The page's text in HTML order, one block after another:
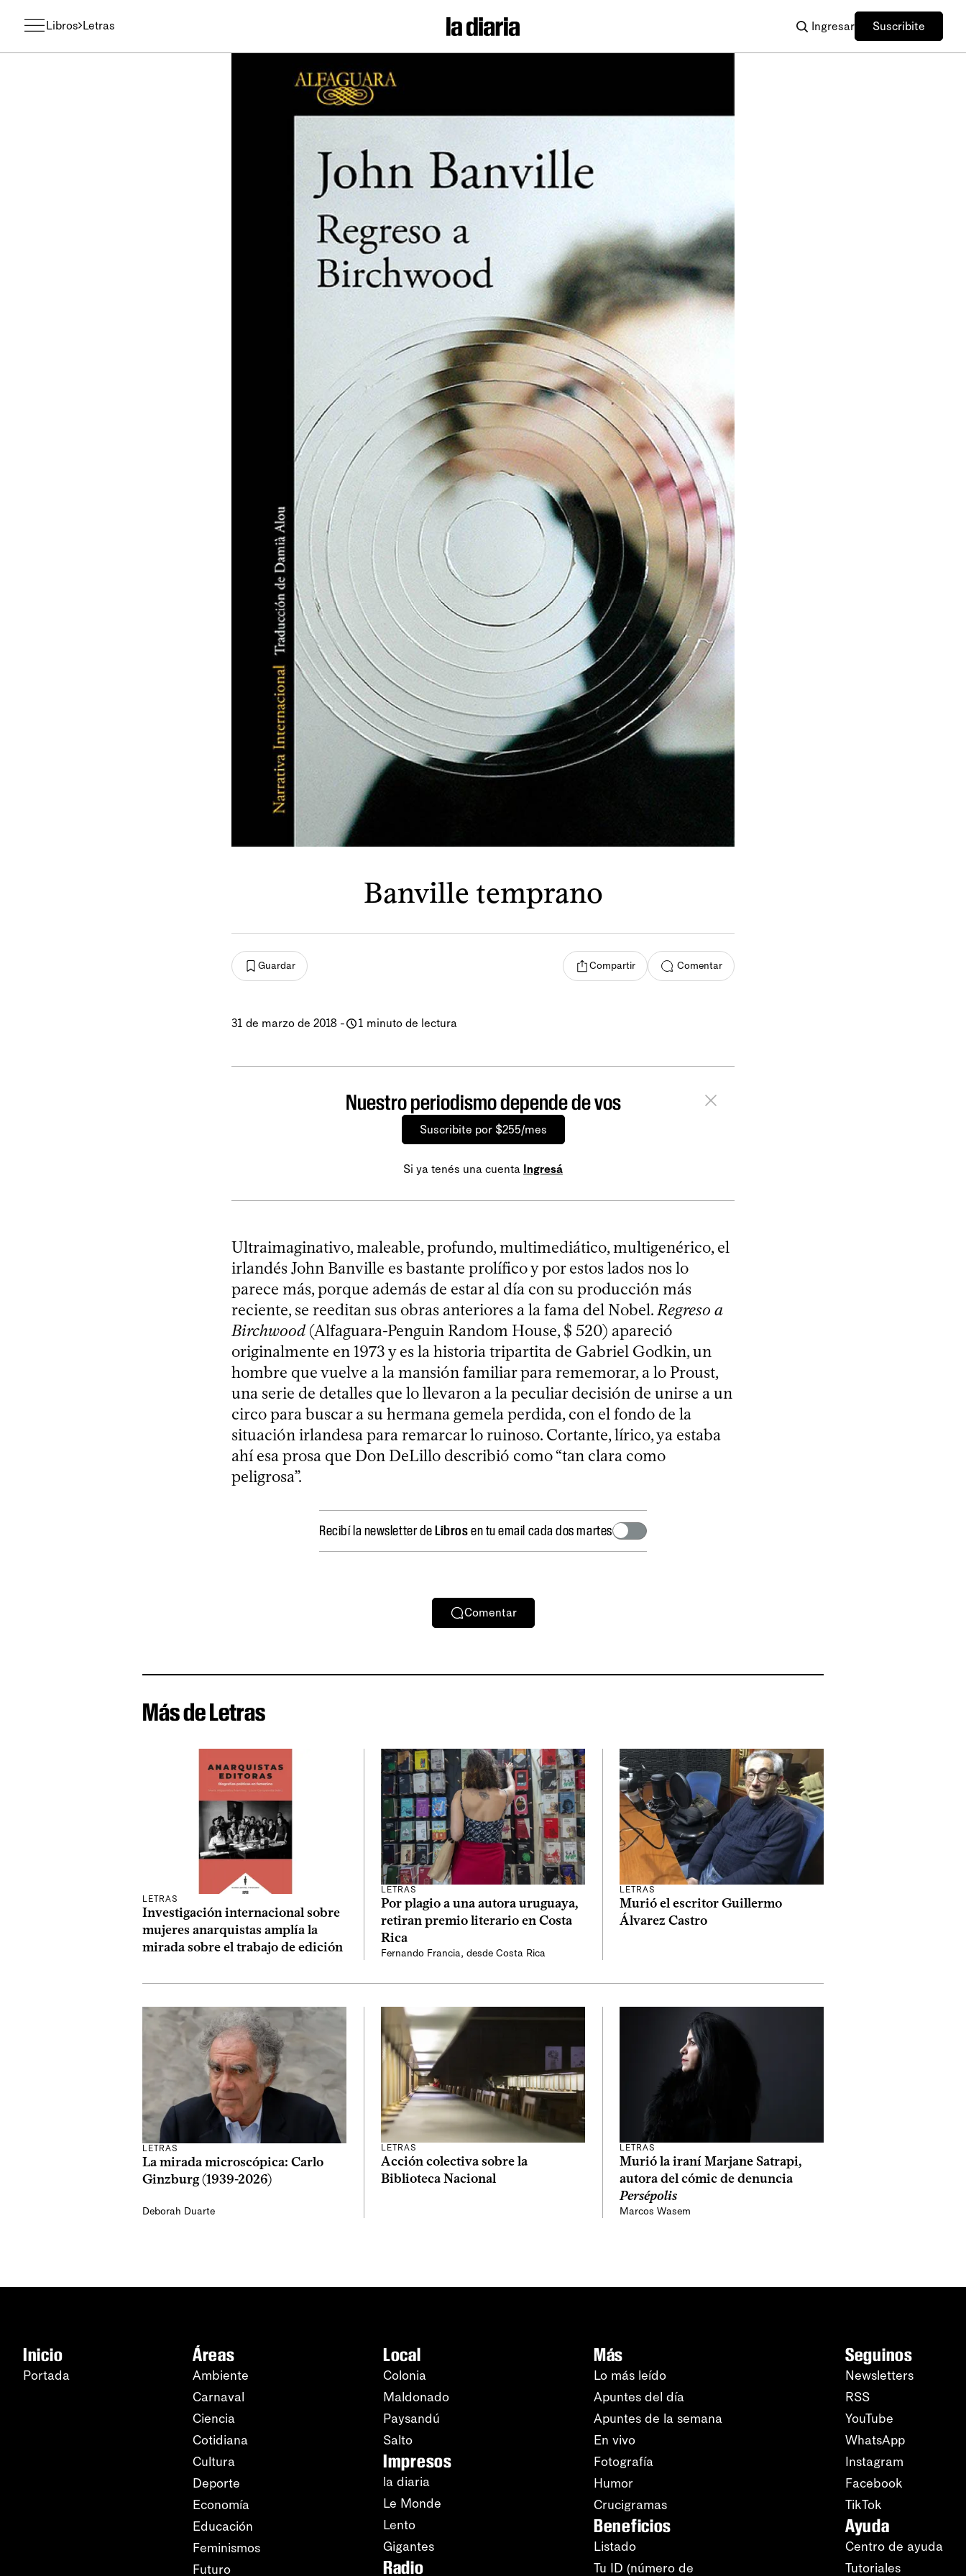
Libros Letras Ingresar Suscribite
Banville temprano
Guardar Compartir Comentar
31 de marzo de 2018 - 1 minuto de lectura
Nuestro periodismo depende de vos
Suscribite por $255/mes
Si ya tenés una cuenta Ingresá
Ultraimaginativo, maleable, profundo, multimediático, multigenérico, el
irlandés John Banville es bastante prolífico y por estos lados nos lo
parece más, porque además de estar al día con su producción más
reciente, se reeditan sus obras anteriores a la fama del Nobel.Regreso a
Birchwood (Alfaguara-Penguin Random House, $ 520) apareció
originalmente en 1973 y es la historia tripartita de Gabriel Godkin, un
hombre que vuelve a la mansión familiar para rememorar, a lo Proust,
una serie de detalles que lo llevaron a la peculiar decisión de unirse a un
circo para buscar a su hermana gemela perdida, con el fondo de la
situación irlandesa para remarcar lo ruinoso. Cortante, lírico, ya estaba
ahí esa prosa que Don DeLillo describió como “tan clara como
peligrosa”.
Recibí la newsletter deLibrosen tu email cada dos martes
Comentar
Más de Letras
LETRAS
Investigación internacional sobre
mujeres anarquistas amplía la
mirada sobre el trabajo de edición
LETRAS
Por plagio a una autora uruguaya,
retiran premio literario en Costa
Rica
Fernando Francia, desde Costa Rica
LETRAS
Murió el escritor Guillermo
Álvarez Castro
LETRAS
La mirada microscópica: Carlo
Ginzburg (1939-2026)
Deborah Duarte
LETRAS
Acción colectiva sobre la
Biblioteca Nacional
LETRAS
Murió la iraní Marjane Satrapi,
autora del cómic de denuncia
Persépolis
Marcos Wasem
Inicio
Portada
Áreas
Ambiente
Carnaval
Ciencia
Cotidiana
Cultura
Deporte
Economía
Educación
Feminismos
Futuro
Local
Colonia
Maldonado
Paysandú
Salto
Impresos
la diaria
Le Monde
Lento
Gigantes
Radio
Más
Lo más leído
Apuntes del día
Apuntes de la semana
En vivo
Fotografía
Humor
Crucigramas
Beneficios
Listado
Tu ID (número de
Seguinos
Newsletters
RSS
YouTube
WhatsApp
Instagram
Facebook
TikTok
Ayuda
Centro de ayuda
Tutoriales